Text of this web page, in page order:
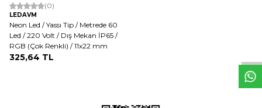
(0)
LEDAVM
Neon Led / Yassı Tip / Metrede 60
Led / 220 Volt / Dış Mekan İP65 /
RGB (Çok Renkli) / 11x22 mm
325,64 TL